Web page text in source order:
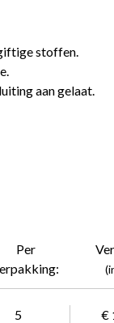
stoffen.
aan gelaat.
Per
5 €